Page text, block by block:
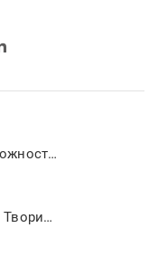
Viber расширяет возможности для работы из дома
Бумеранг или реверс? Творите в жанре GIF в Viber!